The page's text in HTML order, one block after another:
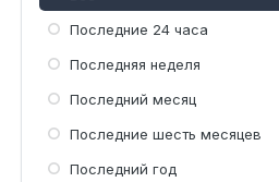
Последние 24 часа
Последняя неделя
Последний месяц
Последние шесть месяцев
Последний год